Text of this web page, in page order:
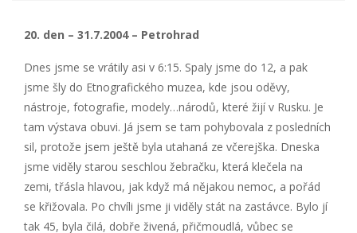
20. den – 31.7.2004 – Petrohrad
Dnes jsme se vrátily asi v 6:15. Spaly jsme do 12, a pak
jsme šly do Etnografického muzea, kde jsou oděvy,
nástroje, fotografie, modely…národů, které žijí v Rusku. Je
tam výstava obuvi. Já jsem se tam pohybovala z posledních
sil, protože jsem ještě byla utahaná ze včerejška. Dneska
jsme viděly starou seschlou žebračku, která klečela na
zemi, třásla hlavou, jak když má nějakou nemoc, a pořád
se křižovala. Po chvíli jsme ji viděly stát na zastávce. Bylo jí
tak 45, byla čilá, dobře živená, přičmoudlá, vůbec se